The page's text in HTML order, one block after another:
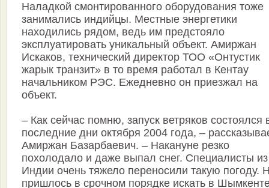
Наладкой смонтированного оборудования тоже
занимались индийцы. Местные энергетики
находились рядом, ведь им предстояло
эксплуатировать уникальный объект. Амиржан
Искаков, технический директор ТОО «Онтустик
жарык транзит» в то время работал в Кентау
начальником РЭС. Ежедневно он приезжал на
объект.
– Как сейчас помню, запуск ветряков состоялся
последние дни октября 2004 года, –
Амиржан Базарбаевич. – Накануне резко
похолодало и даже выпал снег. Специалисты из
Индии очень тяжело переносили такую погоду.
пришлось в срочном порядке искать в